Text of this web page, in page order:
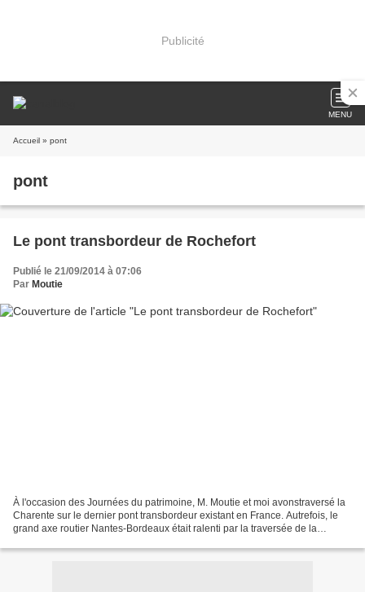
Publicité
MENU
Accueil » pont
pont
Le pont transbordeur de Rochefort
Publié le 21/09/2014 à 07:06
Par Moutie
À l'occasion des Journées du patrimoine, M. Moutie et moi avonstraversé la
Charente sur le dernier pont transbordeur existant en France. Autrefois, le
grand axe routier Nantes-Bordeaux était ralenti par la traversée de la